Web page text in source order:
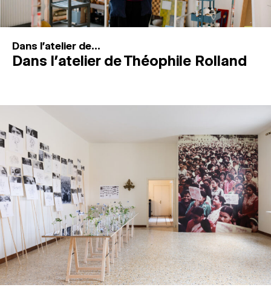
Dans l'atelier de...
Dans l’atelier de Théophile Rolland